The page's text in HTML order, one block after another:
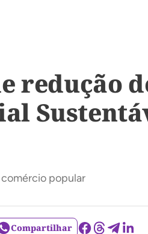
redução
popular
Compartilhar